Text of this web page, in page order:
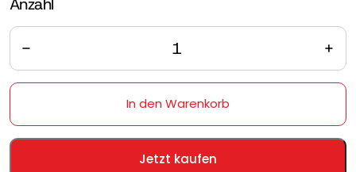
Anzahl
In den Warenkorb
Jetzt kaufen